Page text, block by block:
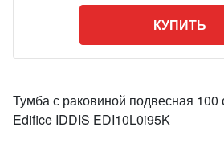
КУПИТЬ
Тумба с раковиной подвесная 100
Edifice IDDIS EDI10L0i95K